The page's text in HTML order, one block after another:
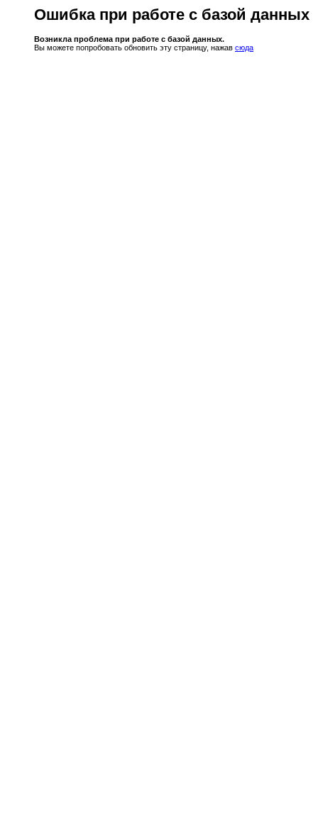
Ошибка при работе с базой данных
Возникла проблема при работе с базой данных.
Вы можете попробовать обновить эту страницу, нажав сюда